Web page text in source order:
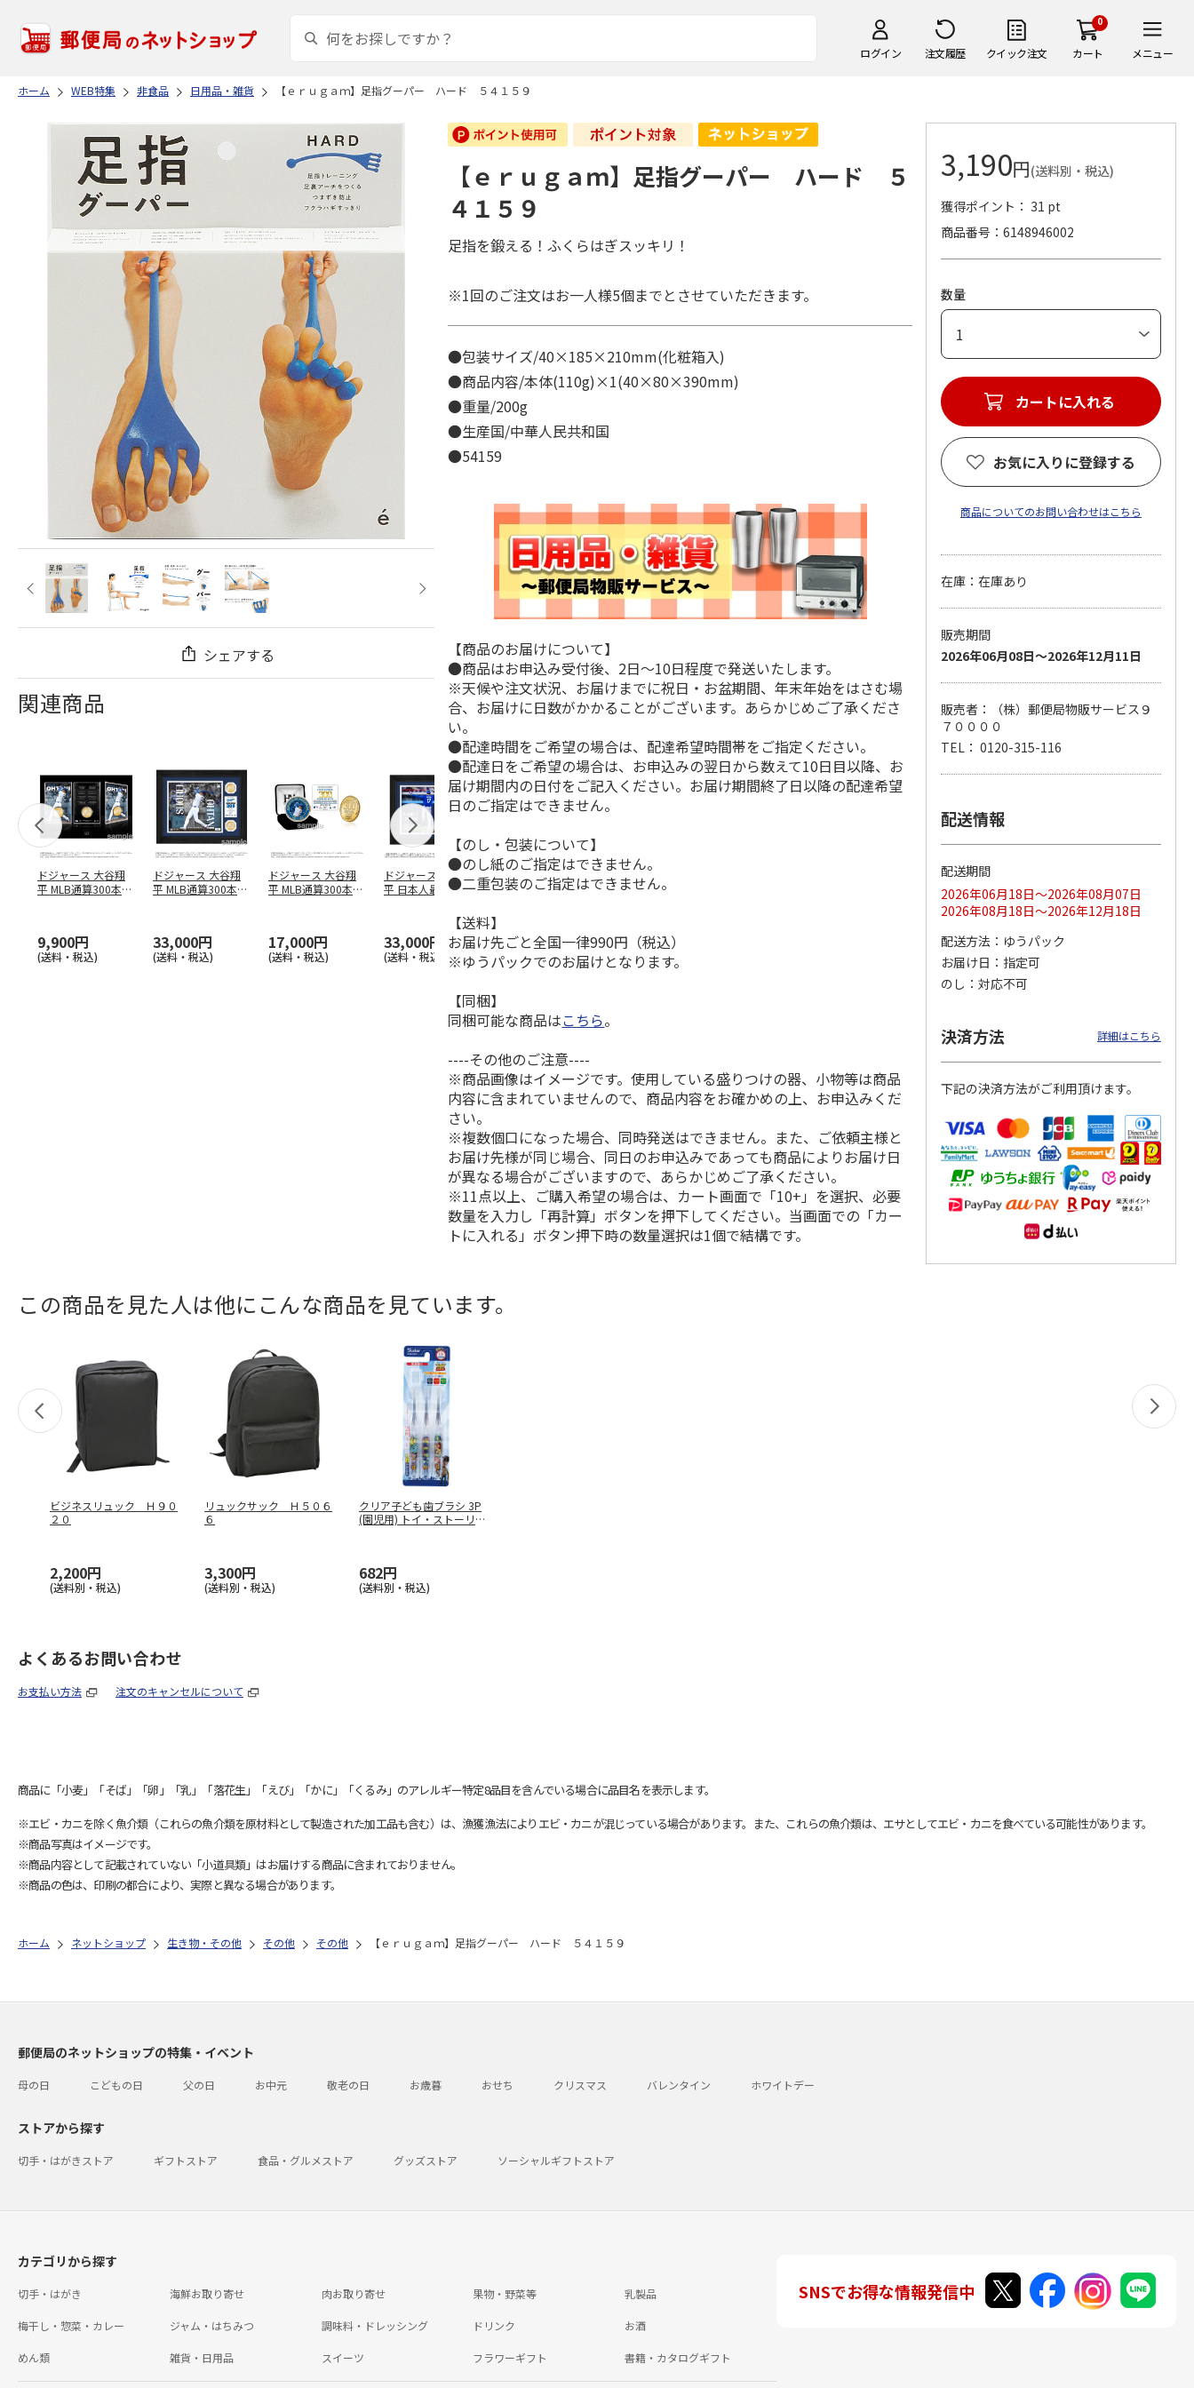
ログイン 注文履歴 クイック注文
0
カート メニュー
ホーム WEB特集 非食品 日用品・雑貨 【ｅｒｕｇａｍ】足指グーパー ハード ５４１５９
シェアする
関連商品
ドジャース 大谷翔
平 MLB通算300本塁
9,900円
(送料・税込)
ドジャース 大谷翔
平 MLB通算300本塁
33,000円
(送料・税込)
ドジャース 大谷翔
平 MLB通算300本塁
17,000円
(送料・税込)
ドジャース 大谷翔
平 日本人最多53試
33,000円
(送料・税込)
MLB ドジャース 大
谷翔平 2026 NL 3・
33,000円
(送料・税込)
ドジャース 大谷翔
平 日本人最多53試
9,900円
(送料・税込)
ドジャース 大谷翔
平 日本人最多53試
合連続出塁記念 シ
ル…
17,000円
(送料・税込)
谷翔平 2026 NL 3・
4月投手…
【ｅｒｕｇａｍ】足指グーパー ハード ５
４１５９
足指を鍛える！ふくらはぎスッキリ！
※1回のご注文はお一人様5個までとさせていただきます。
●包装サイズ/40×185×210mm(化粧箱入)
●商品内容/本体(110g)×1(40×80×390mm)
●重量/200g
●生産国/中華人民共和国
●54159
【商品のお届けについて】
●商品はお申込み受付後、2日～10日程度で発送いたします。
※天候や注文状況、お届けまでに祝日・お盆期間、年末年始をはさむ場
合、お届けに日数がかかることがございます。あらかじめご了承くださ
い。
●配達時間をご希望の場合は、配達希望時間帯をご指定ください。
●配達日をご希望の場合は、お申込みの翌日から数えて10日目以降、お
届け期間内の日付をご記入ください。お届け期間終了日以降の配達希望
日のご指定はできません。
【のし・包装について】
●のし紙のご指定はできません。
●二重包装のご指定はできません。
【送料】
お届け先ごと全国一律990円（税込）
※ゆうパックでのお届けとなります。
【同梱】
同梱可能な商品はこちら。
----その他のご注意----
※商品画像はイメージです。使用している盛りつけの器、小物等は商品
内容に含まれていませんので、商品内容をお確かめの上、お申込みくだ
さい。
※複数個口になった場合、同時発送はできません。また、ご依頼主様と
お届け先様が同じ場合、同日のお申込みであっても商品によりお届け日
が異なる場合がございますので、あらかじめご了承ください。
※11点以上、ご購入希望の場合は、カート画面で「10+」を選択、必要
数量を入力し「再計算」ボタンを押下してください。当画面での「カー
トに入れる」ボタン押下時の数量選択は1個で結構です。
3,190円(送料別・税込)
獲得ポイント： 31 pt
商品番号
6148946002
数量
カートに入れる
お気に入りに登録する
商品についてのお問い合わせはこちら
在庫：在庫あり
販売期間
2026年06月08日～2026年12月11日
販売者：（株）郵便局物販サービス９
７００００
TEL： 0120-315-116
配送情報
配送期間
2026年06月18日～2026年08月07日
2026年08月18日～2026年12月18日
配送方法
ゆうパック
お届け日
指定可
のし
対応不可
決済方法 詳細はこちら
下記の決済方法がご利用頂けます。
この商品を見た人は他にこんな商品を見ています。
ビジネスリュック Ｈ９０
２０
2,200円
(送料別・税込)
リュックサック Ｈ５０６
６
3,300円
(送料別・税込)
クリア子ども歯ブラシ 3P
(園児用) トイ・ストーリー2
682円
(送料別・税込)
よくあるお問い合わせ
お支払い方法 注文のキャンセルについて
商品に「小麦」「そば」「卵」「乳」「落花生」「えび」「かに」「くるみ」のアレルギー特定8品目を含んでいる場合に品目名を表示します。
※エビ・カニを除く魚介類（これらの魚介類を原材料として製造された加工品も含む）は、漁獲漁法によりエビ・カニが混じっている場合があります。また、これらの魚介類は、エサとしてエビ・カニを食べている可能性があります。
※商品写真はイメージです。
※商品内容として記載されていない「小道具類」はお届けする商品に含まれておりません。
※商品の色は、印刷の都合により、実際と異なる場合があります。
ホーム ネットショップ 生き物・その他 その他 その他 【ｅｒｕｇａｍ】足指グーパー ハード ５４１５９
郵便局のネットショップの特集・イベント
母の日 こどもの日 父の日 お中元 敬老の日 お歳暮 おせち クリスマス バレンタイン ホワイトデー
ストアから探す
切手・はがきストア ギフトストア 食品・グルメストア グッズストア ソーシャルギフトストア
カテゴリから探す
切手・はがき 海鮮お取り寄せ 肉お取り寄せ 果物・野菜等 乳製品
梅干し・惣菜・カレー ジャム・はちみつ 調味料・ドレッシング ドリンク お酒
めん類 雑貨・日用品 スイーツ フラワーギフト 書籍・カタログギフト
SNSでお得な情報発信中